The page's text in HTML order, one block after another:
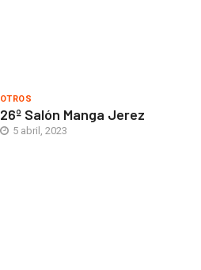
OTROS
26º Salón Manga Jerez
5 abril, 2023